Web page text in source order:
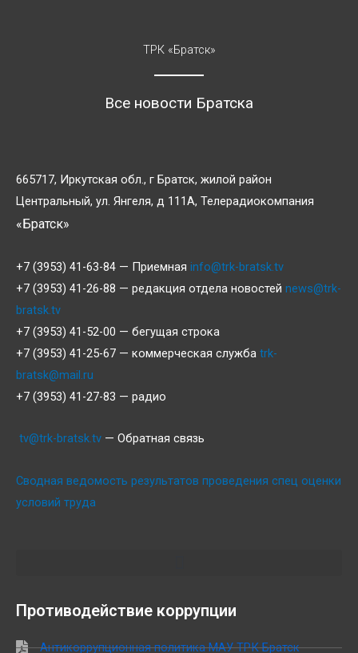
ТРК «Братск»
Все новости Братска
665717, Иркутская обл., г Братск, жилой район
Центральный, ул. Янгеля, д 111А, Телерадиокомпания
«Братск»
+7 (3953) 41-63-84 — Приемная info@trk-bratsk.tv
+7 (3953) 41-26-88 — редакция отдела новостей news@trk-
bratsk.tv
+7 (3953) 41-52-00 — бегущая строка
+7 (3953) 41-25-67 — коммерческая служба trk-
bratsk@mail.ru
+7 (3953) 41-27-83 — радио
tv@trk-bratsk.tv — Обратная связь
Сводная ведомость результатов проведения спец оценки
условий труда
Противодействие коррупции
Антикоррупционная политика МАУ ТРК Братск